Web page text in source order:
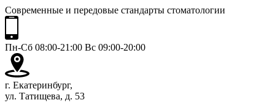
Современные и передовые стандарты стоматологии
Пн-Сб 08:00-21:00 Вс 09:00-20:00
г. Екатеринбург,
ул. Татищева, д. 53